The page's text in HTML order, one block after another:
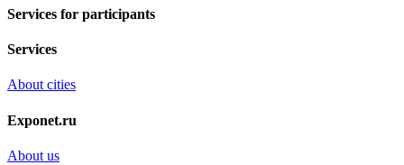
Services for participants
Services
About cities
Exponet.ru
About us